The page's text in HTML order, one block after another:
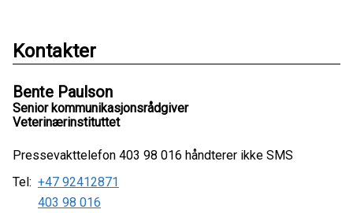
Kontakter
Bente Paulson
Senior kommunikasjonsrådgiver
Veterinærinstituttet
Pressevakttelefon 403 98 016 håndterer ikke SMS
Tel: +47 92412871
403 98 016